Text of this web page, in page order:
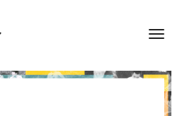
Toggle